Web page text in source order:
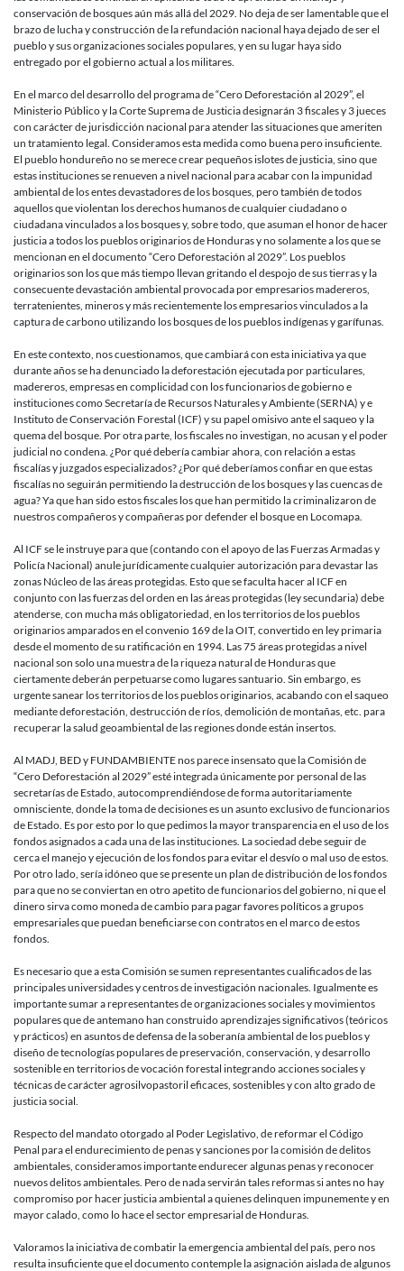
conservación de bosques aún más allá del 2029. No deja de ser lamentable que el
brazo de lucha y construcción de la refundación nacional haya dejado de ser el
pueblo y sus organizaciones sociales populares, y en su lugar haya sido
entregado por el gobierno actual a los militares.
En el marco del desarrollo del programa de “Cero Deforestación al 2029”, el
Ministerio Público y la Corte Suprema de Justicia designarán 3 fiscales y 3 jueces
con carácter de jurisdicción nacional para atender las situaciones que ameriten
un tratamiento legal. Consideramos esta medida como buena pero insuficiente.
El pueblo hondureño no se merece crear pequeños islotes de justicia, sino que
estas instituciones se renueven a nivel nacional para acabar con la impunidad
ambiental de los entes devastadores de los bosques, pero también de todos
aquellos que violentan los derechos humanos de cualquier ciudadano o
ciudadana vinculados a los bosques y, sobre todo, que asuman el honor de hacer
justicia a todos los pueblos originarios de Honduras y no solamente a los que se
mencionan en el documento “Cero Deforestación al 2029”. Los pueblos
originarios son los que más tiempo llevan gritando el despojo de sus tierras y la
consecuente devastación ambiental provocada por empresarios madereros,
terratenientes, mineros y más recientemente los empresarios vinculados a la
captura de carbono utilizando los bosques de los pueblos indígenas y garífunas.
En este contexto, nos cuestionamos, que cambiará con esta iniciativa ya que
durante años se ha denunciado la deforestación ejecutada por particulares,
madereros, empresas en complicidad con los funcionarios de gobierno e
instituciones como Secretaría de Recursos Naturales y Ambiente (SERNA) y e
Instituto de Conservación Forestal (ICF) y su papel omisivo ante el saqueo y la
quema del bosque. Por otra parte, los fiscales no investigan, no acusan y el poder
judicial no condena. ¿Por qué debería cambiar ahora, con relación a estas
fiscalías y juzgados especializados? ¿Por qué deberíamos confiar en que estas
fiscalías no seguirán permitiendo la destrucción de los bosques y las cuencas de
agua? Ya que han sido estos fiscales los que han permitido la criminalizaron de
nuestros compañeros y compañeras por defender el bosque en Locomapa.
Al ICF se le instruye para que (contando con el apoyo de las Fuerzas Armadas y
Policía Nacional) anule jurídicamente cualquier autorización para devastar las
zonas Núcleo de las áreas protegidas. Esto que se faculta hacer al ICF en
conjunto con las fuerzas del orden en las áreas protegidas (ley secundaria) debe
atenderse, con mucha más obligatoriedad, en los territorios de los pueblos
originarios amparados en el convenio 169 de la OIT, convertido en ley primaria
desde el momento de su ratificación en 1994. Las 75 áreas protegidas a nivel
nacional son solo una muestra de la riqueza natural de Honduras que
ciertamente deberán perpetuarse como lugares santuario. Sin embargo, es
urgente sanear los territorios de los pueblos originarios, acabando con el saqueo
mediante deforestación, destrucción de ríos, demolición de montañas, etc. para
recuperar la salud geoambiental de las regiones donde están insertos.
Al MADJ, BED y FUNDAMBIENTE nos parece insensato que la Comisión de
“Cero Deforestación al 2029” esté integrada únicamente por personal de las
secretarías de Estado, autocomprendiéndose de forma autoritariamente
omnisciente, donde la toma de decisiones es un asunto exclusivo de funcionarios
de Estado. Es por esto por lo que pedimos la mayor transparencia en el uso de los
fondos asignados a cada una de las instituciones. La sociedad debe seguir de
cerca el manejo y ejecución de los fondos para evitar el desvío o mal uso de estos.
Por otro lado, sería idóneo que se presente un plan de distribución de los fondos
para que no se conviertan en otro apetito de funcionarios del gobierno, ni que el
dinero sirva como moneda de cambio para pagar favores políticos a grupos
empresariales que puedan beneficiarse con contratos en el marco de estos
fondos.
Es necesario que a esta Comisión se sumen representantes cualificados de las
principales universidades y centros de investigación nacionales. Igualmente es
importante sumar a representantes de organizaciones sociales y movimientos
populares que de antemano han construido aprendizajes significativos (teóricos
y prácticos) en asuntos de defensa de la soberanía ambiental de los pueblos y
diseño de tecnologías populares de preservación, conservación, y desarrollo
sostenible en territorios de vocación forestal integrando acciones sociales y
técnicas de carácter agrosilvopastoril eficaces, sostenibles y con alto grado de
justicia social.
Respecto del mandato otorgado al Poder Legislativo, de reformar el Código
Penal para el endurecimiento de penas y sanciones por la comisión de delitos
ambientales, consideramos importante endurecer algunas penas y reconocer
nuevos delitos ambientales. Pero de nada servirán tales reformas si antes no hay
compromiso por hacer justicia ambiental a quienes delinquen impunemente y en
mayor calado, como lo hace el sector empresarial de Honduras.
Valoramos la iniciativa de combatir la emergencia ambiental del país, pero nos
resulta insuficiente que el documento contemple la asignación aislada de algunos